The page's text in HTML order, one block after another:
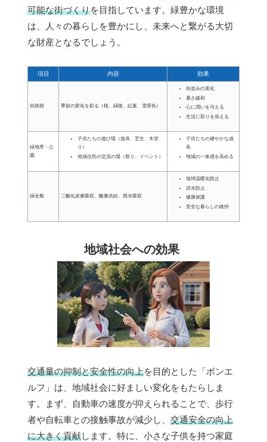
可能な街づくりを目指しています。緑豊かな環境
は、人々の暮らしを豊かにし、未来へと繋がる大切
な財産となるでしょう。
項目 内容 効果
街路樹 季節の変化を彩る（桜、緑陰、紅葉、雪景色）
街並みの美化
暑さ緩和
心に潤いを与える
生活に彩りを添える
緑地帯・公
園
子供たちの遊び場（遊具、芝生、木登
り）
地域住民の交流の場（祭り、イベント）
子供たちの健やかな成
長
地域の一体感を高める
緑全般 二酸化炭素吸収、酸素供給、雨水吸収
地球温暖化防止
洪水防止
健康保護
安全な暮らしの維持
地域社会への効果
交通量の抑制と安全性の向上を目的とした「ボンエ
ルフ」は、地域社会に好ましい変化をもたらしま
す。まず、自動車の速度が抑えられることで、歩行
者や自転車との接触事故が減少し、 交通安全の向上
に大きく貢献します。特に、小さな子供を持つ家庭